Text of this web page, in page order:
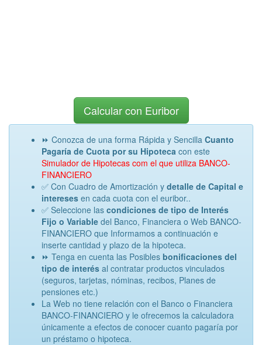
Calcular con Euribor
⏩ Conozca de una forma Rápida y Sencilla Cuanto
Pagaría de Cuota por su Hipoteca con este
Simulador de Hipotecas com el que utiliza BANCO-
FINANCIERO
✅ Con Cuadro de Amortización y detalle de Capital e
intereses en cada cuota con el euribor..
✅ Seleccione las condiciones de tipo de Interés
Fijo o Variable del Banco, Financiera o Web BANCO-
FINANCIERO que Informamos a continuación e
inserte cantidad y plazo de la hipoteca.
⏩ Tenga en cuenta las Posibles bonificaciones del
tipo de interés al contratar productos vinculados
(seguros, tarjetas, nóminas, recibos, Planes de
pensiones etc.)
La Web no tiene relación con el Banco o Financiera
BANCO-FINANCIERO y le ofrecemos la calculadora
únicamente a efectos de conocer cuanto pagaría por
un préstamo o hipoteca.